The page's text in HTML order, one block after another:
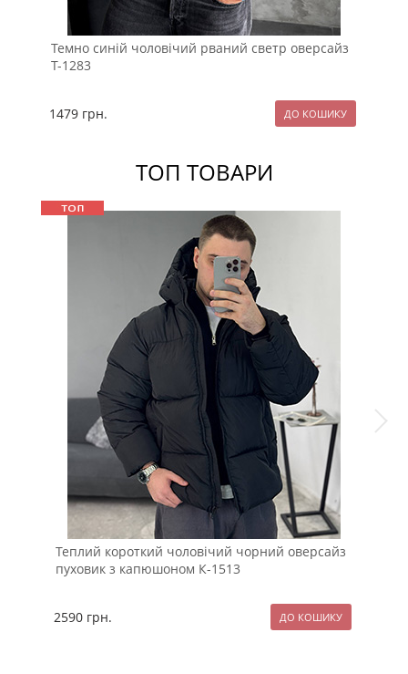
Темно синій чоловічий рваний светр оверсайз
Т-1283
1479 грн.
ТОП ТОВАРИ
Теплий короткий чоловічий чорний оверсайз
пуховик з капюшоном К-1513
2590 грн.